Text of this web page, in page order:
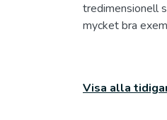
tredimensionell
mycket bra
Visa alla